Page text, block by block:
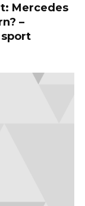
Mercedes
–